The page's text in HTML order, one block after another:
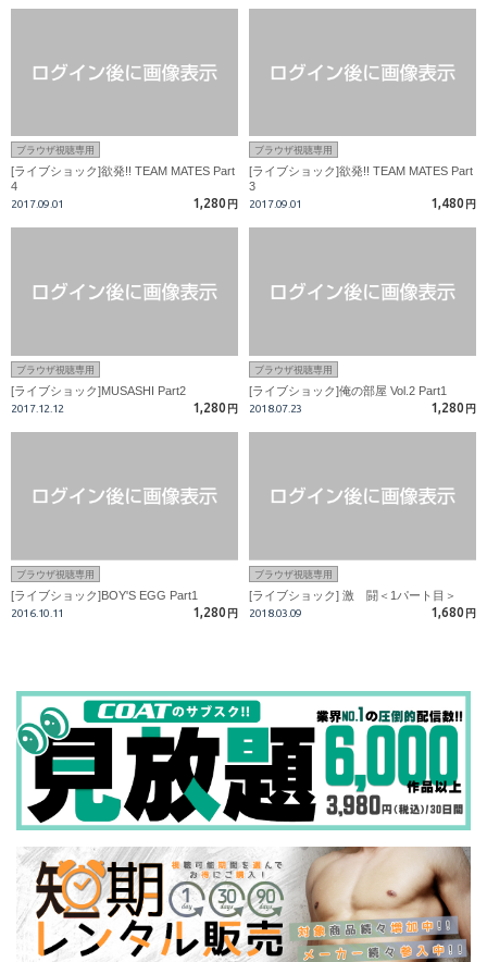
ブラウザ視聴専用
[ライブショック]欲発!! TEAM MATES Part
4
2017.09.01 1,280 円
ブラウザ視聴専用
[ライブショック]欲発!! TEAM MATES Part
3
2017.09.01 1,480 円
ブラウザ視聴専用
[ライブショック]MUSASHI Part2
2017.12.12 1,280 円
ブラウザ視聴専用
[ライブショック]俺の部屋 Vol.2 Part1
2018.07.23 1,280 円
ブラウザ視聴専用
[ライブショック]BOY'S EGG Part1
2016.10.11 1,280 円
ブラウザ視聴専用
[ライブショック] 激 闘＜1パート目＞
2018.03.09 1,680 円